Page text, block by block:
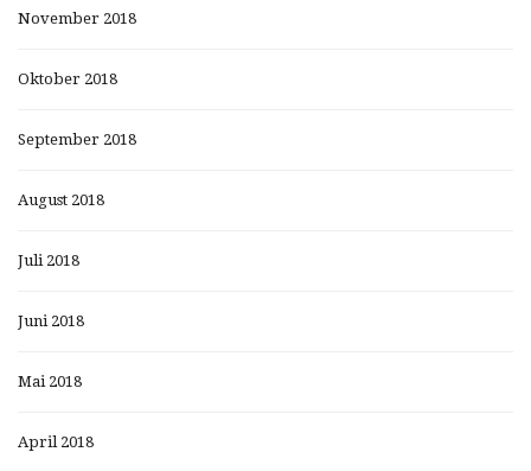
November 2018
Oktober 2018
September 2018
August 2018
Juli 2018
Juni 2018
Mai 2018
April 2018